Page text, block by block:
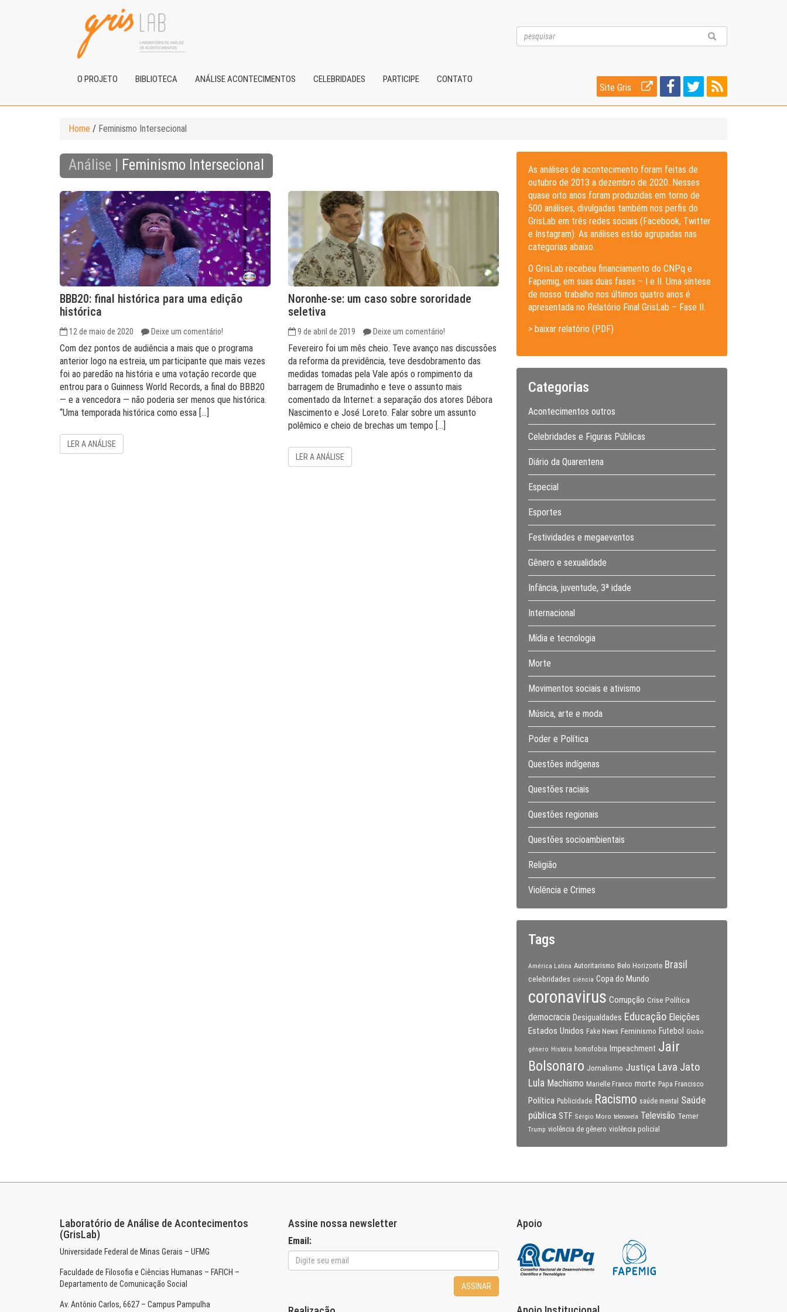
O PROJETO BIBLIOTECA ANÁLISE ACONTECIMENTOS CELEBRIDADES PARTICIPE CONTATO
Site Gris
Home / Feminismo Intersecional
Análise | Feminismo Intersecional
BBB20: final histórica para uma edição
histórica
12 de maio de 2020 Deixe um comentário!
Com dez pontos de audiência a mais que o programa
anterior logo na estreia, um participante que mais vezes
foi ao paredão na história e uma votação recorde que
entrou para o Guinness World Records, a final do BBB20
— e a vencedora — não poderia ser menos que histórica.
“Uma temporada histórica como essa […]
LER A ANÁLISE
Noronhe-se: um caso sobre sororidade
seletiva
9 de abril de 2019 Deixe um comentário!
Fevereiro foi um mês cheio. Teve avanço nas discussões
da reforma da previdência, teve desdobramento das
medidas tomadas pela Vale após o rompimento da
barragem de Brumadinho e teve o assunto mais
comentado da Internet: a separação dos atores Débora
Nascimento e José Loreto. Falar sobre um assunto
polêmico e cheio de brechas um tempo […]
LER A ANÁLISE
As análises de acontecimento foram feitas de
outubro de 2013 a dezembro de 2020. Nesses
quase oito anos foram produzidas em torno de
500 análises, divulgadas também nos perfis do
GrisLab em três redes sociais (Facebook, Twitter
e Instagram). As análises estão agrupadas nas
categorias abaixo.
O GrisLab recebeu financiamento do CNPq e
Fapemig, em suas duas fases – I e II. Uma síntese
de nosso trabalho nos últimos quatro anos é
apresentada no Relatório Final GrisLab – Fase II.
> baixar relatório (PDF)
Categorias
Acontecimentos outros
Celebridades e Figuras Públicas
Diário da Quarentena
Especial
Esportes
Festividades e megaeventos
Gênero e sexualidade
Infância, juventude, 3ª idade
Internacional
Mídia e tecnologia
Morte
Movimentos sociais e ativismo
Música, arte e moda
Poder e Política
Questões indígenas
Questões raciais
Questões regionais
Questões socioambientais
Religião
Violência e Crimes
Tags
América Latina Autoritarismo Belo Horizonte Brasil
celebridades ciência Copa do Mundo
coronavirus Corrupção Crise Política
democracia Desigualdades Educação Eleições
Estados Unidos Fake News Feminismo Futebol Globo
gênero História homofobia Impeachment Jair
Bolsonaro Jornalismo Justiça Lava Jato
Lula Machismo Marielle Franco morte Papa Francisco
Política Publicidade Racismo saúde mental
Saúde
pública STF Sérgio Moro telenovela Televisão Temer
Trump violência de gênero violência policial
Laboratório de Análise de Acontecimentos
(GrisLab)
Universidade Federal de Minas Gerais – UFMG
Faculdade de Filosofia e Ciências Humanas – FAFICH –
Departamento de Comunicação Social
Av. Antônio Carlos, 6627 – Campus Pampulha
Assine nossa newsletter
Email:
ASSINAR
Apoio